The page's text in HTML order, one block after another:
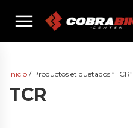
menu
Inicio / Productos etiquetados “TCR”
TCR